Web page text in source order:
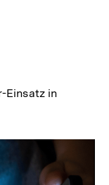
Einsatz in